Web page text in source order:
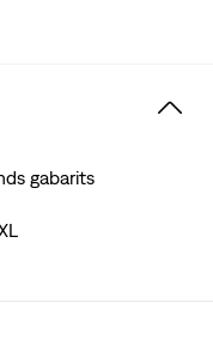
gabarits